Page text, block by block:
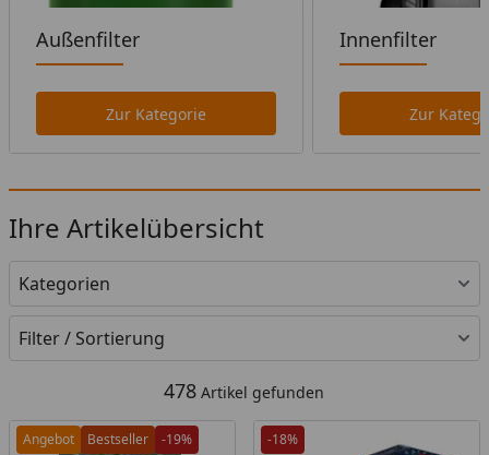
Außenfilter
Zur Kategorie
Innenfilter
Zur
Ihre Artikelübersicht
Kategorien
Filter / Sortierung
478 Artikel gefunden
Angebot Bestseller -19% -18%